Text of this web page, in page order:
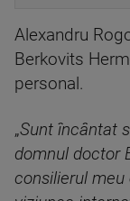
Alexandru
Berkovits
personal.
„Sunt încântat
domnul doctor
consilierul meu